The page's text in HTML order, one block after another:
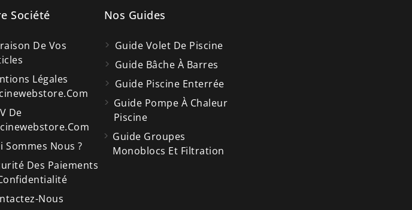
Société
De Vos
Légales
De
Sommes Nous ?
Des Paiements
Nous
Nos Guides
Guide Volet De Piscine
Guide Bâche À Barres
Guide Piscine Enterrée
Guide Pompe À Chaleur
Piscine
Guide Groupes
Monoblocs Et Filtration